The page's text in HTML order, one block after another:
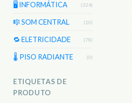
🖥️ INFORMÁTICA (324)
🎼 SOM CENTRAL (20)
🔁 ELETRICIDADE (78)
🌡 PISO RADIANTE (0)
ETIQUETAS DE
PRODUTO